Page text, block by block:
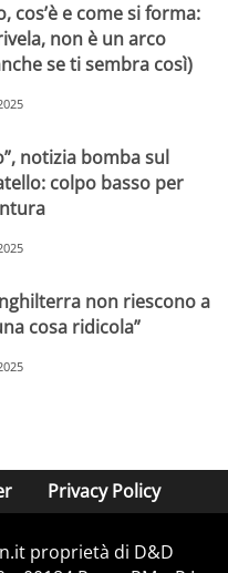
cos’è e come si forma:
non è un arco
se ti sembra così)
notizia bomba sul
colpo basso per
non riescono a
cosa ridicola”
Privacy Policy
proprietà di D&D